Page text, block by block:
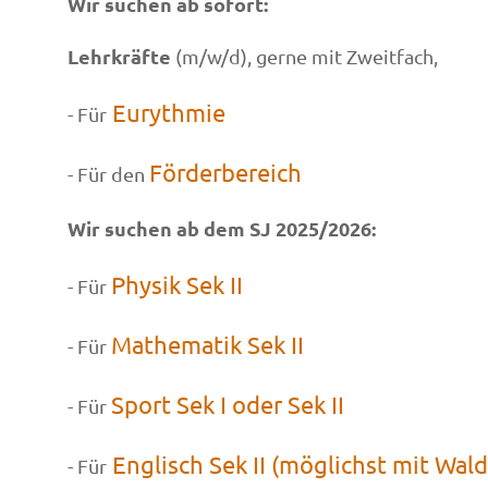
Lehrkräfte (m/w/d), gerne mit Zweitfach,
- Für Eurythmie
- Für den Förderbereich
Wir suchen ab dem SJ 2025/2026:
- Für Physik Sek II
- Für Mathematik Sek II
- Für Sport Sek I oder Sek II
- Für Englisch Sek II (möglichst mit